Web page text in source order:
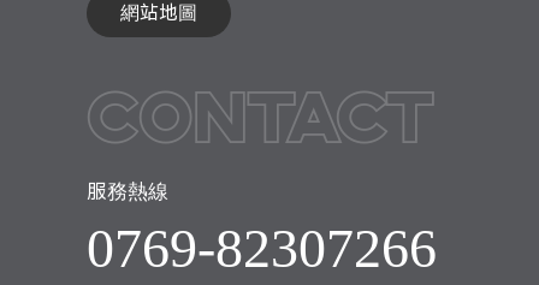
網站地圖
Contact
服務熱線
0769-82307266